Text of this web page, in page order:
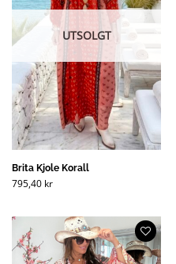
UTSOLGT
Brita Kjole Korall
795,40 kr